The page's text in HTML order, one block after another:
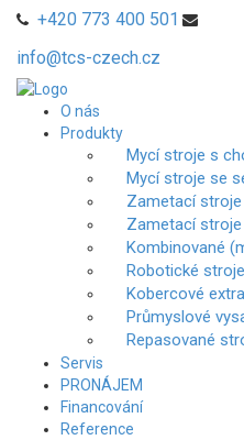
+420 773 400 501
info@tcs-czech.cz
O nás
Produkty
Mycí stroje s
Mycí stroje se
Zametací
Zametací
Kombinované
Robotické stroje
Kobercové
Průmyslové
Repasované
Servis
PRONÁJEM
Financování
Reference